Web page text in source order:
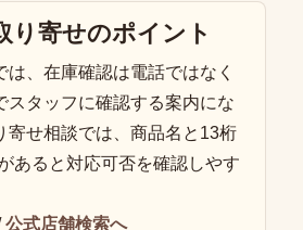
り寄せのポイント
は、在庫確認は電話ではなく
スタッフに確認する案内にな
寄せ相談では、商品名と13桁
あると対応可否を確認しやす
公式店舗検索へ